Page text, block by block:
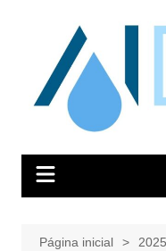
conteúdo
Página inicial 2025